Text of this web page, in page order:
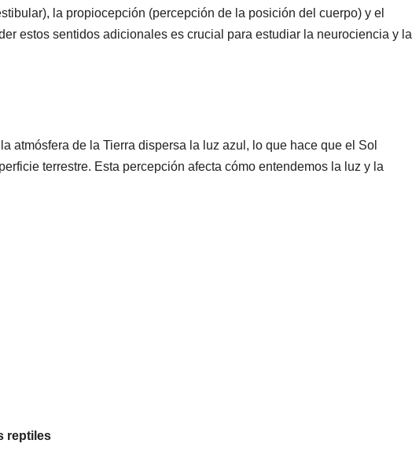
la propiocepción (percepción de la posición del cuerpo) y el
estos sentidos adicionales es crucial para estudiar la neurociencia y la
atmósfera de la Tierra dispersa la luz azul, lo que hace que el Sol
terrestre. Esta percepción afecta cómo entendemos la luz y la
reptiles